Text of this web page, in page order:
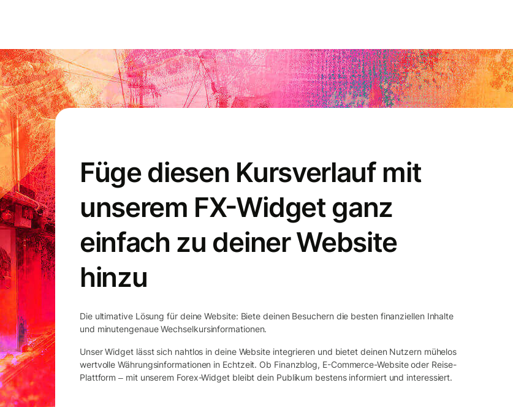
Füge diesen Kursverlauf mit
unserem FX-Widget ganz
einfach zu deiner Website
hinzu
Die ultimative Lösung für deine Website: Biete deinen Besuchern die besten finanziellen Inhalte
und minutengenaue Wechselkursinformationen.
Unser Widget lässt sich nahtlos in deine Website integrieren und bietet deinen Nutzern mühelos
wertvolle Währungsinformationen in Echtzeit. Ob Finanzblog, E-Commerce-Website oder Reise-
Plattform ‒ mit unserem Forex-Widget bleibt dein Publikum bestens informiert und interessiert.